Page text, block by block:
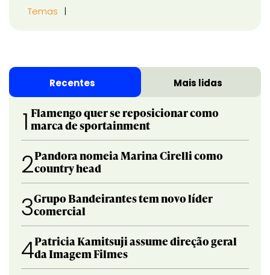
Temas
Recentes Mais lidas
1 Flamengo quer se reposicionar como
marca de sportainment
2Pandora nomeia Marina Cirelli como
country head
3Grupo Bandeirantes tem novo líder
comercial
4Patricia Kamitsuji assume direção geral
da Imagem Filmes